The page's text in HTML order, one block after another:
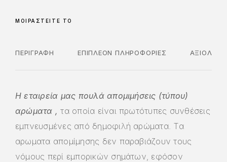
ΜΟΙΡΑΣΤΕΊΤΕ ΤΟ
ΠΕΡΙΓΡΑΦΉ ΕΠΙΠΛΈΟΝ ΠΛΗΡΟΦΟΡΊΕΣ
Η εταιρεία μας πουλά απομιμήσεις (τύπου)
αρώματα , τα οποία είναι πρωτότυπες συνθέσεις
εμπνευσμένες από δημοφιλή αρώματα. Τα
αρωματα απομίμησης δεν παραβιάζουν τους
νόμους περί εμπορικών σημάτων, εφόσον